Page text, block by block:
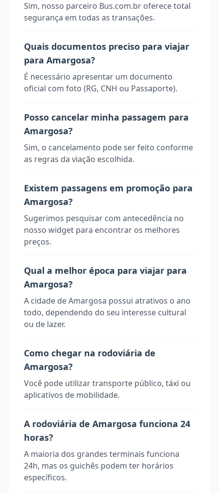
Sim, nosso parceiro Bus.com.br oferece total
segurança em todas as transações.
Quais documentos preciso para viajar
para Amargosa?
É necessário apresentar um documento
oficial com foto (RG, CNH ou Passaporte).
Posso cancelar minha passagem para
Amargosa?
Sim, o cancelamento pode ser feito conforme
as regras da viação escolhida.
Existem passagens em promoção para
Amargosa?
Sugerimos pesquisar com antecedência no
nosso widget para encontrar os melhores
preços.
Qual a melhor época para viajar para
Amargosa?
A cidade de Amargosa possui atrativos o ano
todo, dependendo do seu interesse cultural
ou de lazer.
Como chegar na rodoviária de
Amargosa?
Você pode utilizar transporte público, táxi ou
aplicativos de mobilidade.
A rodoviária de Amargosa funciona 24
horas?
A maioria dos grandes terminais funciona
24h, mas os guichês podem ter horários
específicos.